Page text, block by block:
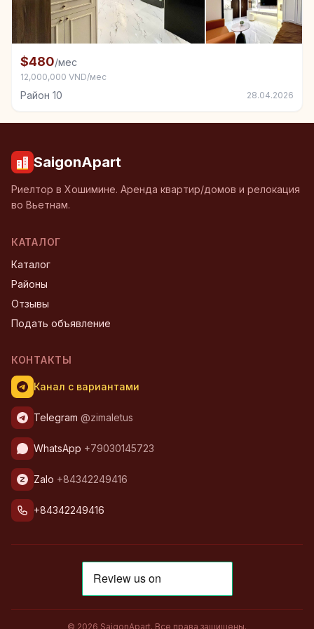
Комната в аренду в Район 10
$480/мес
12,000,000 VND/мес
Район 10 28.04.2026
SaigonApart
Риелтор в Хошимине. Аренда квартир/домов и релокация
во Вьетнам.
КАТАЛОГ
Каталог
Районы
Отзывы
Подать объявление
КОНТАКТЫ
Канал с вариантами
Telegram @zimaletus
WhatsApp +79030145723
Zalo +84342249416
+84342249416
© 2026 SaigonApart. Все права защищены.